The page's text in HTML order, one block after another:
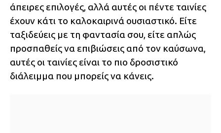
άπειρες επιλογές, αλλά αυτές οι πέντε ταινίες
έχουν κάτι το καλοκαιρινά ουσιαστικό. Είτε
ταξιδεύεις με τη φαντασία σου, είτε απλώς
προσπαθείς να επιβιώσεις από τον καύσωνα,
αυτές οι ταινίες είναι το πιο δροσιστικό
διάλειμμα που μπορείς να κάνεις.